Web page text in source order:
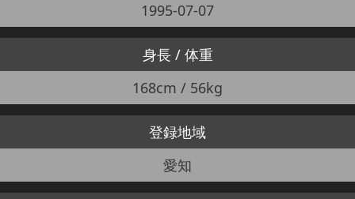
1995-07-07
身長 / 体重
168cm / 56kg
登録地域
愛知